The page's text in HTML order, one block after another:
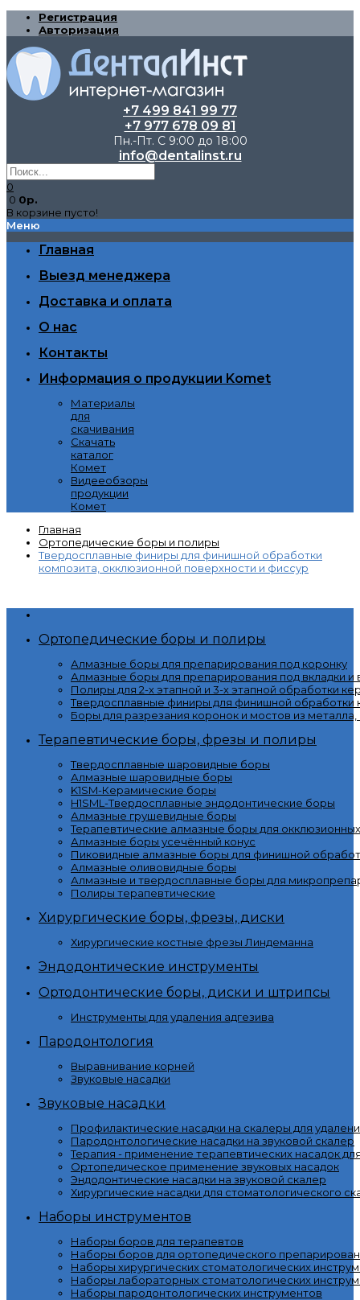
Регистрация
Авторизация
+7 499 841 99 77
+7 977 678 09 81
Пн.-Пт. С 9:00 до 18:00
info@dentalinst.ru
0
0 0р.
В корзине пусто!
Меню
Главная
Выезд менеджера
Доставка и оплата
О нас
Контакты
Информация о продукции Komet
Материалы
для
скачивания
Скачать
каталог
Комет
Видееобзоры
продукции
Комет
Главная
Ортопедические боры и полиры
Твердосплавные финиры для финишной обработки
композита, окклюзионной поверхности и фиссур
Ортопедические боры и полиры
Алмазные боры для препарирования под коронку
Алмазные боры для препарирования под вкладки и
Полиры для 2-х этапной и 3-х этапной обработки
Твердосплавные финиры для финишной обработки
Боры для разрезания коронок и мостов из
Терапевтические боры, фрезы и полиры
Твердосплавные шаровидные боры
Алмазные шаровидные боры
K1SM-Керамические боры
H1SML-Твердосплавные эндодонтические боры
Алмазные грушевидные боры
Терапевтические алмазные боры для
Алмазные боры усечённый конус
Пиковидные алмазные боры для финишной
Алмазные оливовидные боры
Алмазные и твердосплавные боры для
Полиры терапевтические
Хирургические боры, фрезы, диски
Хирургические костные фрезы Линдеманна
Эндодонтические инструменты
Ортодонтические боры, диски и штрипсы
Инструменты для удаления адгезива
Пародонтология
Выравнивание корней
Звуковые насадки
Звуковые насадки
Профилактические насадки на скалеры для
Пародонтологические насадки на звуковой скалер
Терапия - применение терапевтических насадок
Ортопедическое применение звуковых насадок
Эндодонтические насадки на звуковой скалер
Хирургические насадки для стоматологического
Наборы инструментов
Наборы боров для терапевтов
Наборы боров для ортопедического
Наборы хирургических стоматологических
Наборы лабораторных стоматологических
Наборы пародонтологических инструментов